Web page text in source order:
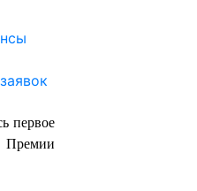
первое
Премии